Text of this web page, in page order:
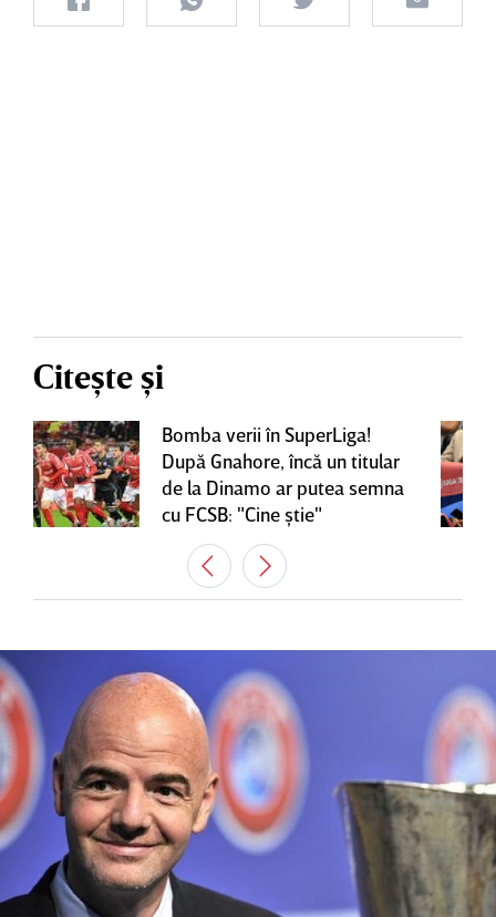
Citește și
Bomba verii în SuperLiga!
După Gnahore, încă un titular
de la Dinamo ar putea semna
cu FCSB: "Cine ştie"